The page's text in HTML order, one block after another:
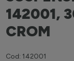
142001,
CROM
Cod: 142001